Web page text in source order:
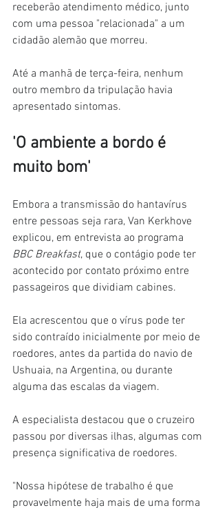
receberão atendimento médico, junto
com uma pessoa "relacionada" a um
cidadão alemão que morreu.
Até a manhã de terça-feira, nenhum
outro membro da tripulação havia
apresentado sintomas.
'O ambiente a bordo é
muito bom'
Embora a transmissão do hantavírus
entre pessoas seja rara, Van Kerkhove
explicou, em entrevista ao programa
BBC Breakfast, que o contágio pode ter
acontecido por contato próximo entre
passageiros que dividiam cabines.
Ela acrescentou que o vírus pode ter
sido contraído inicialmente por meio de
roedores, antes da partida do navio de
Ushuaia, na Argentina, ou durante
alguma das escalas da viagem.
A especialista destacou que o cruzeiro
passou por diversas ilhas, algumas com
presença significativa de roedores.
"Nossa hipótese de trabalho é que
provavelmente haja mais de uma forma